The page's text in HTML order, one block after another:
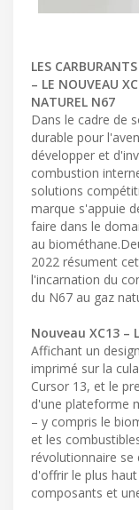
LES
– LE NOUVEAU
NATUREL N67
Dans le cadre de
durable pour
développer et
combustion
solutions
marque s'appuie
faire dans le
au
2022 résument
l'incarnation du
du N67 au gaz
Nouveau XC13
Affichant un
imprimé sur la
Cursor 13, et le
d'une plateforme
– y compris le
et les
révolutionnaire se
d'offrir le plus
composants et